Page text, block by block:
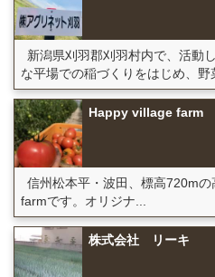
新潟県刈羽郡刈羽村内で、活動
な平場での稲づくりをはじめ、野
Happy village farm
信州松本平・波田、標高720m
farmです。オリジナ...
株式会社 リーキ